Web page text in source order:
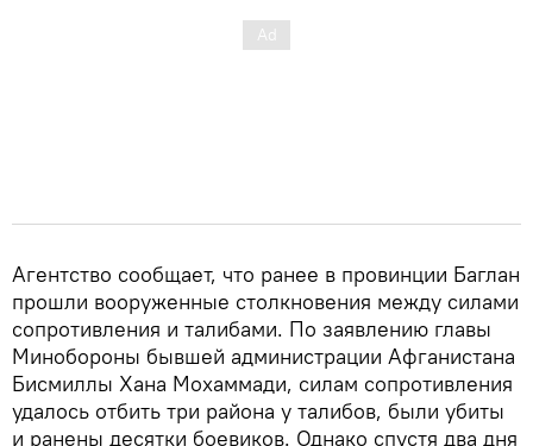
Агентство сообщает, что ранее в провинции Баглан
прошли вооруженные столкновения между силами
сопротивления и талибами. По заявлению главы
Минобороны бывшей администрации Афганистана
Бисмиллы Хана Мохаммади, силам сопротивления
удалось отбить три района у талибов, были убиты
и ранены десятки боевиков. Однако спустя два дня